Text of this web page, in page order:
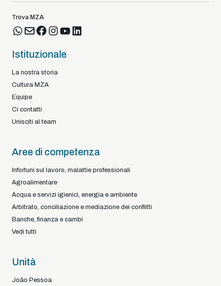
Trova MZA
Istituzionale
La nostra storia
Cultura MZA
Equipe
Ci contatti
Unisciti al team
Aree di competenza
Infortuni sul lavoro, malattie professionali
Agroalimentare
Acqua e servizi igienici, energia e ambiente
Arbitrato, conciliazione e mediazione dei conflitti
Banche, finanza e cambi
Vedi tutti
Unità
João Pessoa